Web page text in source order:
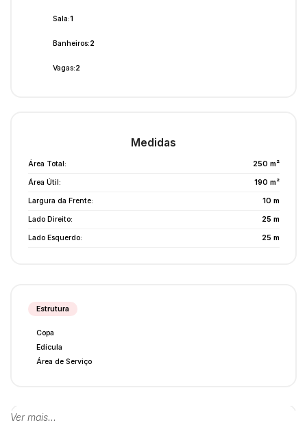
Sala:1
Banheiros:2
Vagas:2
Medidas
Área Total: 250 m²
Área Útil: 190 m²
Largura da Frente: 10 m
Lado Direito: 25 m
Lado Esquerdo: 25 m
Estrutura
Copa
Edícula
Área de Serviço
Ver mais...